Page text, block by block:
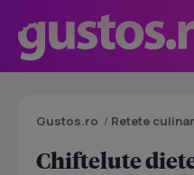
Gustos.ro / Retete
Chiftelute